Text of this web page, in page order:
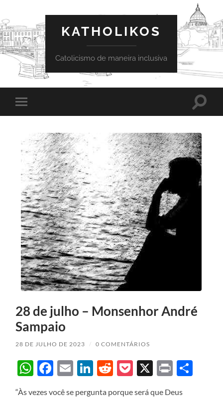
KATHOLIKOS
Catolicismo de maneira inclusiva
Toggle
mobile
Toggle
28 de julho – Monsenhor André
Sampaio
28 DE JULHO DE 2023 / 0 COMENTÁRIOS
WhatsApp
Facebook
EmailLinkedIn
Reddit
Pocket
X Print
“Às vezes você se pergunta porque será que Deus